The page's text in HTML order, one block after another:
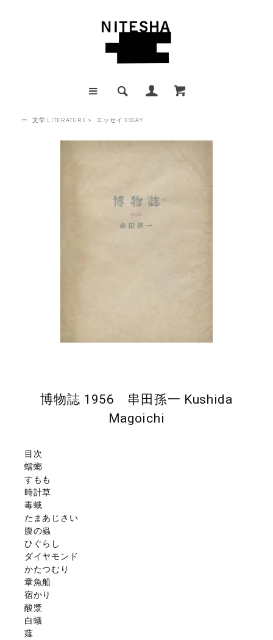
ー 文学 LITERATURE > エッセイ ESSAY
博物誌 1956 串田孫一 Kushida
Magoichi
目次
蟷螂
すもも
時計草
毒蛾
たまあじさい
腹の蟲
ひぐらし
ダイヤモンド
かたつむり
章魚船
宿かり
酸漿
白蟻
薤